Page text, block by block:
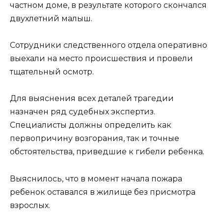
частном доме, в результате которого скончался
двухлетний малыш.
Сотрудники следственного отдела оперативно
выехали на место происшествия и провели
тщательный осмотр.
Для выяснения всех деталей трагедии
назначен ряд судебных экспертиз.
Специалисты должны определить как
первопричину возгорания, так и точные
обстоятельства, приведшие к гибели ребенка.
Выяснилось, что в момент начала пожара
ребенок оставался в жилище без присмотра
взрослых.